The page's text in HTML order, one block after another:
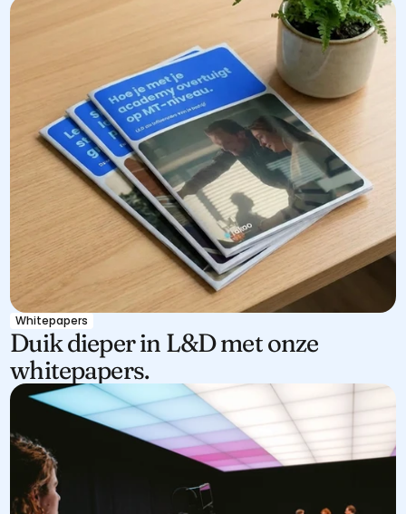
Whitepapers
Duik dieper in L&D met onze
whitepapers.